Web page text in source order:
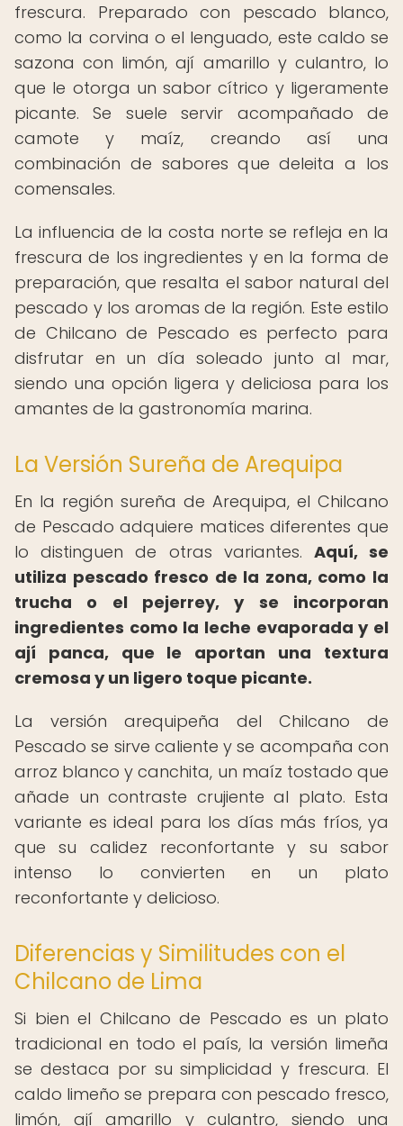
frescura. Preparado con pescado blanco,
como la corvina o el lenguado, este caldo se
sazona con limón, ají amarillo y culantro, lo
que le otorga un sabor cítrico y ligeramente
picante. Se suele servir acompañado de
camote y maíz, creando así una
combinación de sabores que deleita a los
comensales.
La influencia de la costa norte se refleja en la
frescura de los ingredientes y en la forma de
preparación, que resalta el sabor natural del
pescado y los aromas de la región. Este estilo
de Chilcano de Pescado es perfecto para
disfrutar en un día soleado junto al mar,
siendo una opción ligera y deliciosa para los
amantes de la gastronomía marina.
La Versión Sureña de Arequipa
En la región sureña de Arequipa, el Chilcano
de Pescado adquiere matices diferentes que
lo distinguen de otras variantes. Aquí, se
utiliza pescado fresco de la zona, como la
trucha o el pejerrey, y se incorporan
ingredientes como la leche evaporada y el
ají panca, que le aportan una textura
cremosa y un ligero toque picante.
La versión arequipeña del Chilcano de
Pescado se sirve caliente y se acompaña con
arroz blanco y canchita, un maíz tostado que
añade un contraste crujiente al plato. Esta
variante es ideal para los días más fríos, ya
que su calidez reconfortante y su sabor
intenso lo convierten en un plato
reconfortante y delicioso.
Diferencias y Similitudes con el
Chilcano de Lima
Si bien el Chilcano de Pescado es un plato
tradicional en todo el país, la versión limeña
se destaca por su simplicidad y frescura. El
caldo limeño se prepara con pescado fresco,
limón, ají amarillo y culantro, siendo una